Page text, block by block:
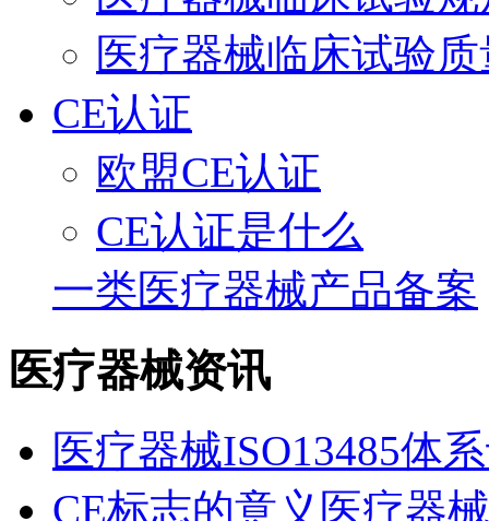
医疗器械临床试验
CE认证
欧盟CE认证
CE认证是什么
一类医疗器械产品备案
医疗器械资讯
医疗器械ISO13485体
CE标志的意义医疗器